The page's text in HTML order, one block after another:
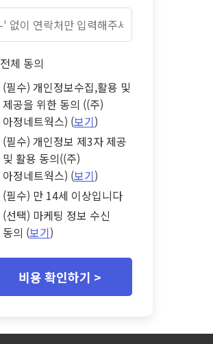
전체 동의
(필수) 개인정보수집,활용 및
제공을 위한 동의 ((주)
아정네트웍스) (보기)
(필수) 개인정보 제3자 제공
및 활용 동의((주)
아정네트웍스) (보기)
(필수) 만 14세 이상입니다
(선택) 마케팅 정보 수신
동의 (보기)
비용 확인하기 >